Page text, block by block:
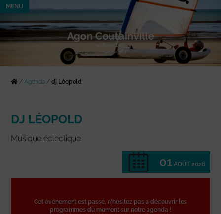
MENU
/Agenda /dj Léopold
DJ LÉOPOLD
Musique éclectique
01 AOÛT 2026
Cet événement est passé, n'hésitez pas à découvrir les
programmes du moment sur notre agenda !